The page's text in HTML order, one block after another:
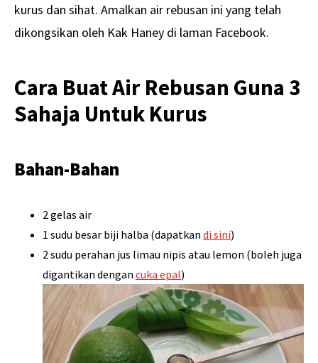
kurus dan sihat. Amalkan air rebusan ini yang telah
dikongsikan oleh Kak Haney di laman Facebook.
Cara Buat Air Rebusan Guna 3
Sahaja Untuk Kurus
Bahan-Bahan
2 gelas air
1 sudu besar biji halba (dapatkan di sini)
2 sudu perahan jus limau nipis atau lemon (boleh juga
digantikan dengan cuka epal)